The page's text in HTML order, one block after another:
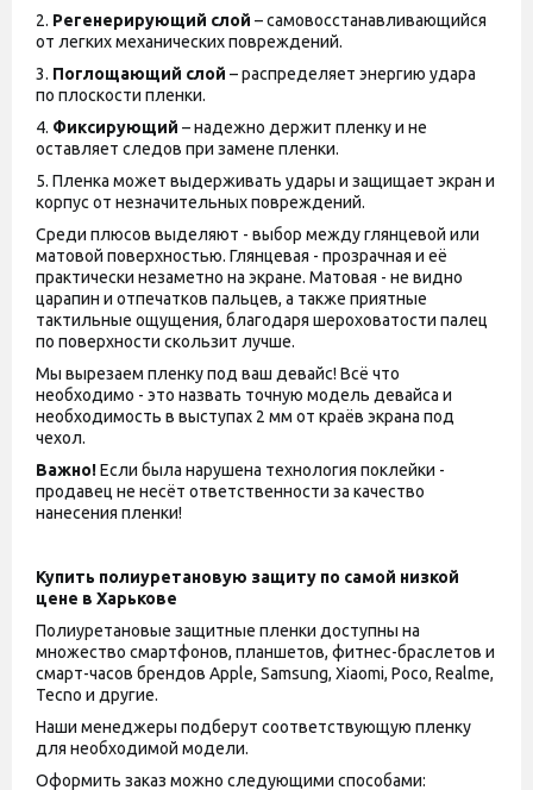
2. Регенерирующий слой – самовосстанавливающийся
от легких механических повреждений.
3. Поглощающий слой – распределяет энергию удара
по плоскости пленки.
4. Фиксирующий – надежно держит пленку и не
оставляет следов при замене пленки.
5. Пленка может выдерживать удары и защищает экран и
корпус от незначительных повреждений.
Среди плюсов выделяют - выбор между глянцевой или
матовой поверхностью. Глянцевая - прозрачная и её
практически незаметно на экране. Матовая - не видно
царапин и отпечатков пальцев, а также приятные
тактильные ощущения, благодаря шероховатости палец
по поверхности скользит лучше.
Мы вырезаем пленку под ваш девайс! Всё что
необходимо - это назвать точную модель девайса и
необходимость в выступах 2 мм от краёв экрана под
чехол.
Важно!Если была нарушена технология поклейки -
продавец не несёт ответственности за качество
нанесения пленки!
Купить полиуретановую защиту по самой низкой
цене в Харькове
Полиуретановые защитные пленки доступны на
множество смартфонов, планшетов, фитнес-браслетов и
смарт-часов брендов Apple, Samsung, Xiaomi, Poco, Realme,
Tecno и другие.
Наши менеджеры подберут соответствующую пленку
для необходимой модели.
Оформить заказ можно следующими способами: